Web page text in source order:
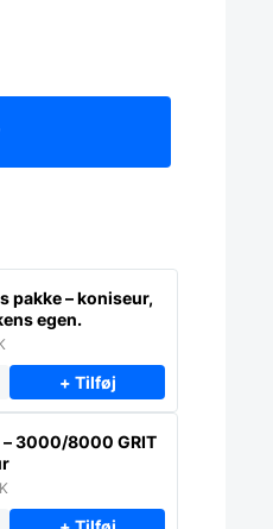
– koniseur,
egen.
+ Tilføj
– 3000/8000 GRIT